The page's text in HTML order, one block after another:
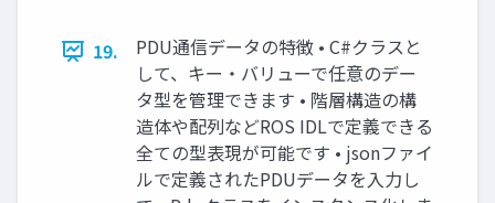
19.
PDU通信データの特徴 • C#クラスと
して、キー・バリューで任意のデー
タ型を管理できます • 階層構造の構
造体や配列などROS IDLで定義できる
全ての型表現が可能です • jsonファイ
ルで定義されたPDUデータを⼊⼒し